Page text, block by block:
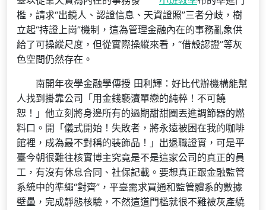
檻，請求“出鏡人、認證信息、天資證照”三者分歧，樹
立起“持證上崗”機制，這為管理金融內在的事務亂象供
給了可操縱尺度，但從實際操縱來看，“借殼認證”等灰
色空間仍然存在。
南開年夜學金融學傳授 田利輝：好比代辦機構能幫
人找到掛靠公司「用金錢褻瀆單戀的純粹！不可饒
恕！」他立刻將身邊所有的過期甜甜圈丟進調節器的燃
料口。開「儀式開始！失敗者，將永遠被困在我的咖啡
館裡，成為最不對稱的裝飾品！」出退職證實，可是平
臺今朝很難往核實博主究竟是不是這家公司的真正的員
工，有沒有休息合同、社保記載。要想真正跟金融監管
系統中的準繩“對齊”，平臺需求買通和監管體系的數據
壁壘，完成靜態核驗，不然這道門檻就很不難被灰產繞